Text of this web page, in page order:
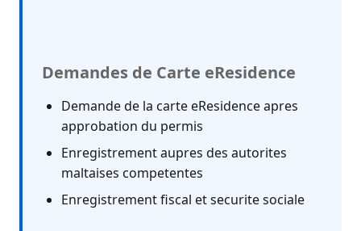
Demandes de Carte eResidence
Demande de la carte eResidence apres
approbation du permis
Enregistrement aupres des autorites
maltaises competentes
Enregistrement fiscal et securite sociale